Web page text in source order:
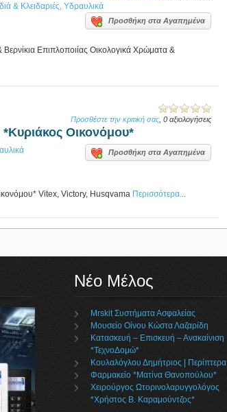
& Κλειδαριές, Υδραυλικά
Προσθήκη στα Αγαπημένα
Βερνίκια Επιπλοποιίας Οικολογικά Χρώματα &
Προσθέστε την κριτική σας , 0 αξιολογήσεις
Οικονόμου*
Προσθήκη στα Αγαπημένα
Vitex, Victory, Husqvama Περισσότερα...
Νέο Μέλος
Mrskit Συστήματα Ασφαλείας
Μουσείο Οίνου Κώστα Λαζαρίδη
Κατασκευή – Επισκευή – Ανακαίνιση
*ΤεχνοΔομώ*
Κουλαλόγλου Δημήτριος | Περίπτερα
Φαρμακείο *Ματίνα Θανοπούλου*
Χειρούργος Ωτορινολαρυγγολόγος
*Χρήστος Β. Καραμούντζος*